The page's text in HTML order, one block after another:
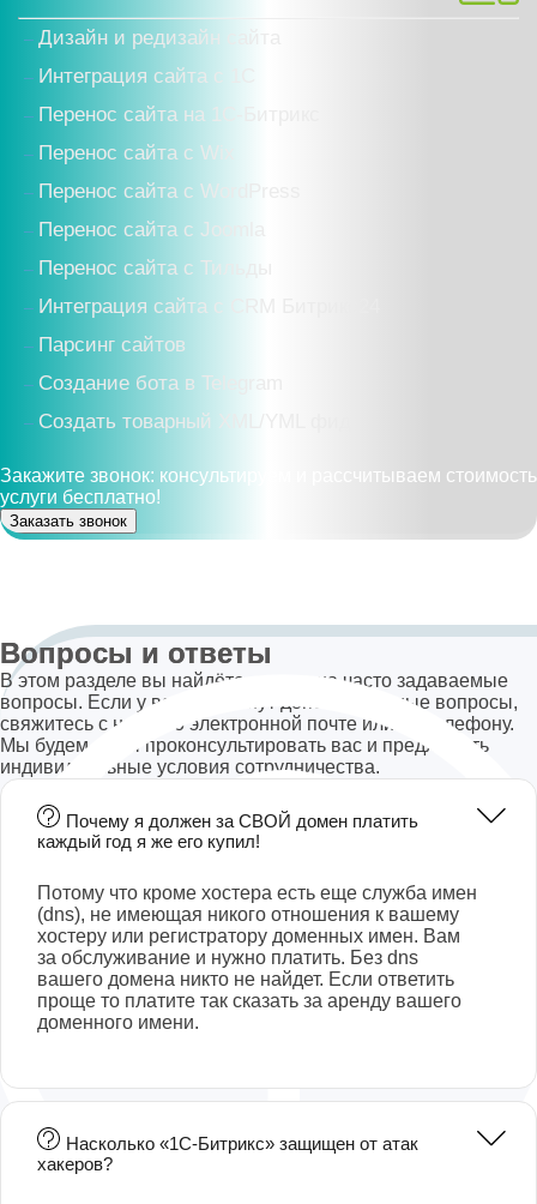
Дизайн и редизайн сайта
Интеграция сайта с 1С
Перенос сайта на 1С-Битрикс
Перенос сайта с Wix
Перенос сайта с WordPress
Перенос сайта с Joomla
Перенос сайта с Тильды
Интеграция сайта с CRM Битрикс24
Парсинг сайтов
Создание бота в Telegram
Создать товарный XML/YML фид
Закажите звонок: консультируем и рассчитываем стоимость
услуги бесплатно!
Заказать звонок
Вопросы и ответы
В этом разделе вы найдёте ответы на часто задаваемые
вопросы. Если у вас возникнут дополнительные вопросы,
свяжитесь с нами по электронной почте или по телефону.
Мы будем рады проконсультировать вас и предложить
индивидуальные условия сотрудничества.
Почему я должен за СВОЙ домен платить
каждый год я же его купил!
Потому что кроме хостера есть еще служба имен
(dns), не имеющая никого отношения к вашему
хостеру или регистратору доменных имен. Вам
за обслуживание и нужно платить. Без dns
вашего домена никто не найдет. Если ответить
проще то платите так сказать за аренду вашего
доменного имени.
Насколько «1С-Битрикс» защищен от атак
хакеров?